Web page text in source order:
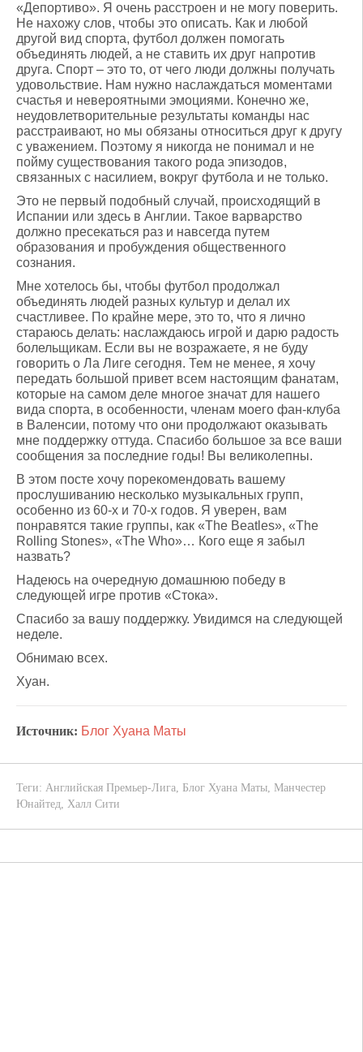
«Депортиво». Я очень расстроен и не могу поверить.
Не нахожу слов, чтобы это описать. Как и любой
другой вид спорта, футбол должен помогать
объединять людей, а не ставить их друг напротив
друга. Спорт – это то, от чего люди должны получать
удовольствие. Нам нужно наслаждаться моментами
счастья и невероятными эмоциями. Конечно же,
неудовлетворительные результаты команды нас
расстраивают, но мы обязаны относиться друг к другу
с уважением. Поэтому я никогда не понимал и не
пойму существования такого рода эпизодов,
связанных с насилием, вокруг футбола и не только.
Это не первый подобный случай, происходящий в
Испании или здесь в Англии. Такое варварство
должно пресекаться раз и навсегда путем
образования и пробуждения общественного
сознания.
Мне хотелось бы, чтобы футбол продолжал
объединять людей разных культур и делал их
счастливее. По крайне мере, это то, что я лично
стараюсь делать: наслаждаюсь игрой и дарю радость
болельщикам. Если вы не возражаете, я не буду
говорить о Ла Лиге сегодня. Тем не менее, я хочу
передать большой привет всем настоящим фанатам,
которые на самом деле многое значат для нашего
вида спорта, в особенности, членам моего фан-клуба
в Валенсии, потому что они продолжают оказывать
мне поддержку оттуда. Спасибо большое за все ваши
сообщения за последние годы! Вы великолепны.
В этом посте хочу порекомендовать вашему
прослушиванию несколько музыкальных групп,
особенно из 60-х и 70-х годов. Я уверен, вам
понравятся такие группы, как «The Beatles», «The
Rolling Stones», «The Who»… Кого еще я забыл
назвать?
Надеюсь на очередную домашнюю победу в
следующей игре против «Стока».
Спасибо за вашу поддержку. Увидимся на следующей
неделе.
Обнимаю всех.
Хуан.
Источник: Блог Хуана Маты
Теги: Английская Премьер-Лига, Блог Хуана Маты, Манчестер
Юнайтед, Халл Сити